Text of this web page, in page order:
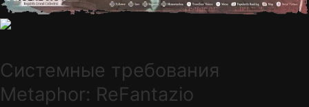
Cистемные требования
Metaphor: ReFantazio